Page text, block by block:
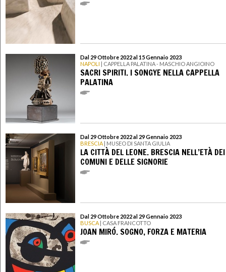
Dal 29 Ottobre 2022 al 15 Gennaio 2023
NAPOLI | CAPPELLA PALATINA - MASCHIO ANGIOINO
SACRI SPIRITI. I SONGYE NELLA CAPPELLA
PALATINA
Dal 29 Ottobre 2022 al 29 Gennaio 2023
BRESCIA | MUSEO DI SANTA GIULIA
LA CITTÀ DEL LEONE. BRESCIA NELL’ETÀ DEI
COMUNI E DELLE SIGNORIE
Dal 29 Ottobre 2022 al 29 Gennaio 2023
BUSCA | CASA FRANCOTTO
JOAN MIRÓ. SOGNO, FORZA E MATERIA